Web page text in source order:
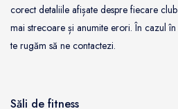
corect detaliile afișate despre fiecare
mai strecoare și anumite erori. În cazul
te rugăm să ne contactezi.
Săli de fitness